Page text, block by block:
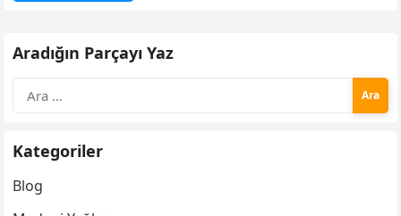
Aradığın Parçayı Yaz
Kategoriler
Blog